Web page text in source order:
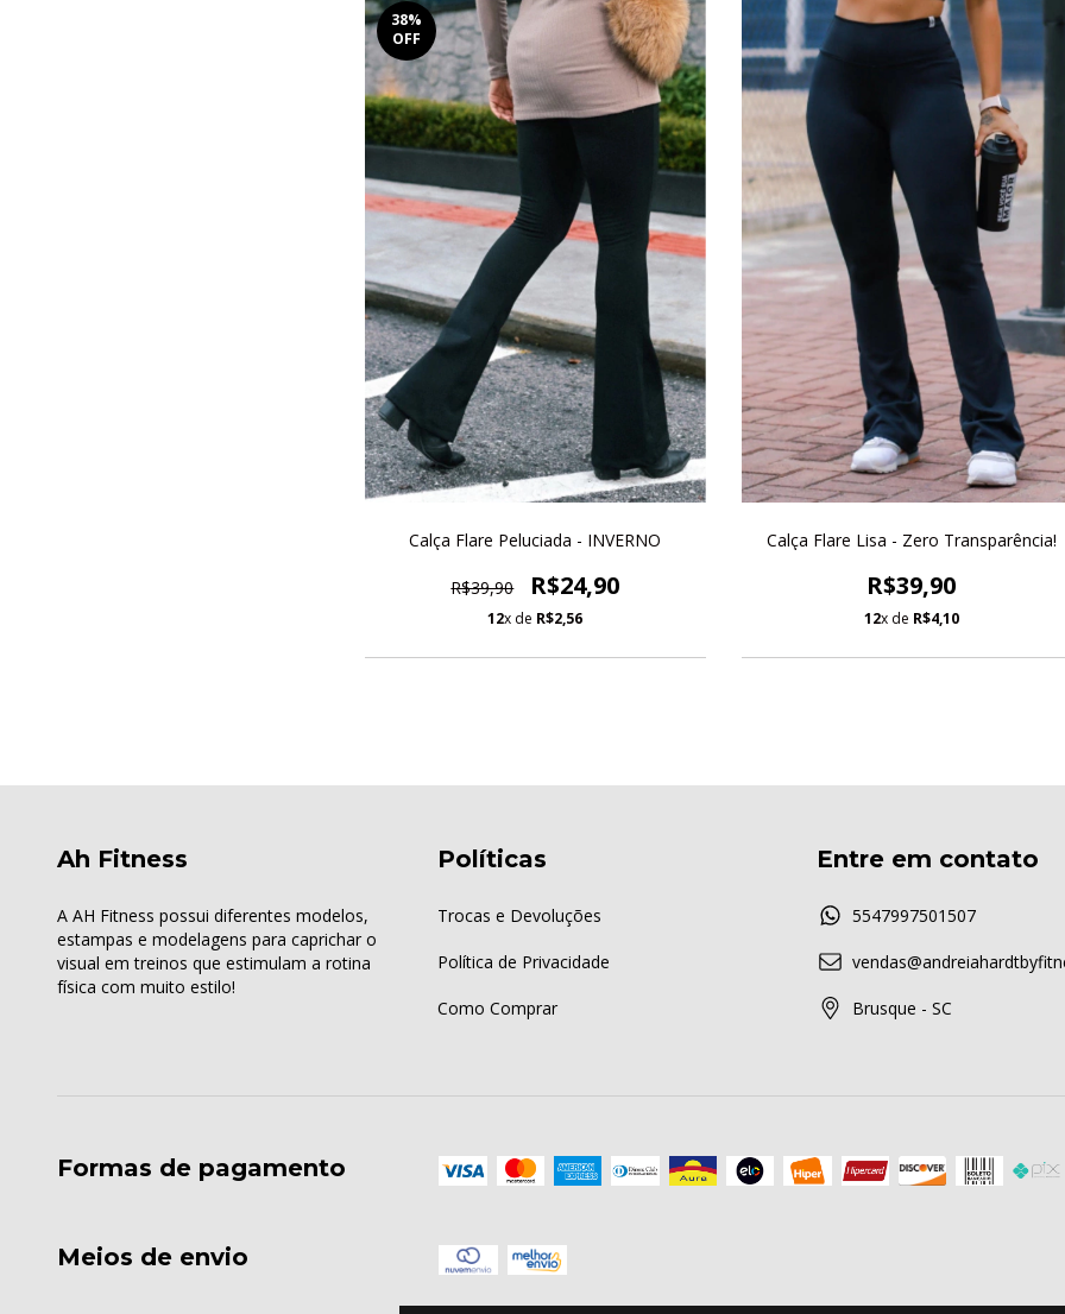
38%
OFF
Calça Flare Peluciada - INVERNO
R$39,90 R$24,90
12x de R$2,56
Calça Flare Lisa - Zero Transparência!
R$39,90
12x de R$4,10
Ah Fitness
A AH Fitness possui diferentes modelos,
estampas e modelagens para caprichar o
visual em treinos que estimulam a rotina
física com muito estilo!
Políticas
Trocas e Devoluções
Política de Privacidade
Como Comprar
Entre em contato
5547997501507
Brusque - SC
Formas de pagamento
Meios de envio